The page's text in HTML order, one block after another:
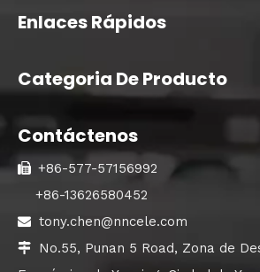
Enlaces Rápidos
Categoria De Producto
Contáctenos
 +86-577-57156992
+86-13626580452
 tony.chen@nncele.com

No.55, Punan 5 Road, Zona de